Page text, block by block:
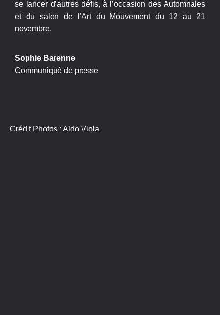
se lancer d’autres défis, à l’occasion des Automnales
et du salon de l’Art du Mouvement du 12 au 21
novembre.
Sophie Barenne
Communiqué de presse
Crédit Photos : Aldo Viola